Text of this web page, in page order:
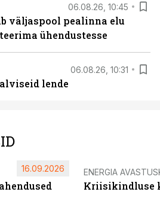
06.08.26, 10:45
väljaspool pealinna elu
ühendustesse
06.08.26, 10:31
lende
16.09.2026 ENERGIA
Kriisikindluse